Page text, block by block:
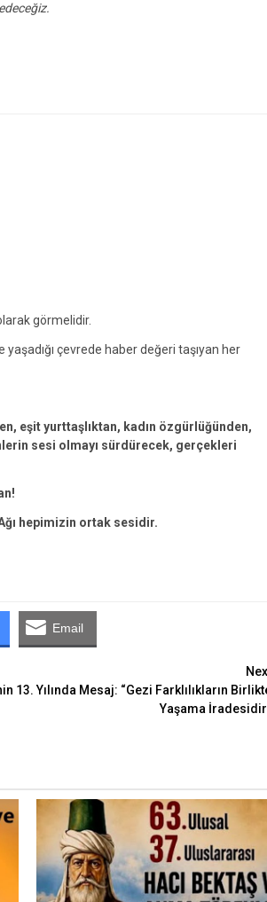
görmelidir.
çevrede haber değeri taşıyan her
eşit yurttaşlıktan, kadın özgürlüğünden,
sesi olmayı sürdürecek, gerçekleri
hepimizin ortak sesidir.
Email
13. Yılında Mesaj: “Gezi Farklılıkların
Yaşama